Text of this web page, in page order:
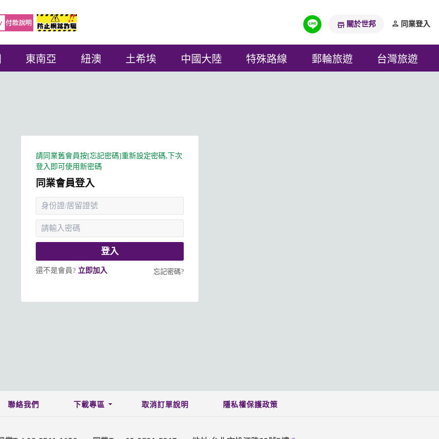
關於世邦 同業登入
東南亞 紐澳 土希埃 中國大陸 特殊路線 郵輪旅遊 台灣旅遊
同業會員登入
登入
還不是會員? 立即加入 忘記密碼?
聯絡我們 下載專區 取消訂單說明 隱私權保護政策